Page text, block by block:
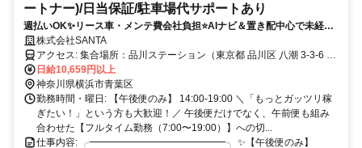
ートナー)/日当保証/駐車場代サポートあり
週払いOK✨リース車・メンテ費会社負担⭐AIナビ＆置き配中心で未経験
も安心◎午後から無理なく働けます！
株式会社SANTA
アクセス: 集合場所：品川ステーション（東京都 品川区 八潮 3-3-6 東
京レールゲート EAST 1階）
日給10,659円以上
神奈川県横浜市青葉区
勤務時間・曜日: 【午後便のみ】 14:00-19:00 ＼「もっとガッツリ稼
ぎたい！」という方も大歓迎！／ 午後便だけでなく、午前便も組み
合わせた【フルタイム勤務（7:00〜19:00）】への切...
仕事内容: ╭━━━━━━━━━━━━━━╮ ✨【午後便のみ】